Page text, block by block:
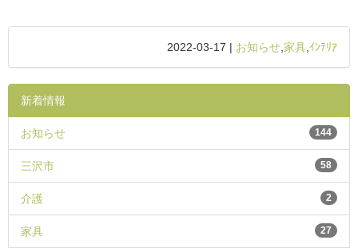
2022-03-17 | お知らせ 家具 ｲﾝﾃﾘｱ
新着情報
144
お知らせ
58
三沢市
2
介護
27
家具